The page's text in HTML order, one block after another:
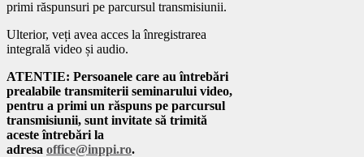
primi răspunsuri pe parcursul transmisiunii.
Ulterior, veți avea acces la înregistrarea
integrală video și audio.
ATENTIE: Persoanele care au întrebări
prealabile transmiterii seminarului video,
pentru a primi un răspuns pe parcursul
transmisiunii, sunt invitate să trimită
aceste întrebări la
adresa office@inppi.ro.